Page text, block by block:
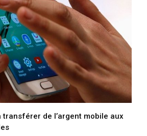
transférer de l’argent mobile aux